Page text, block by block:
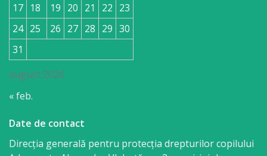
august 2026
17 18 19 20 21 22 23
24 25 26 27 28 29 30
31
« feb.
Date de contact
Direcția generală pentru protecția drepturilor copilului